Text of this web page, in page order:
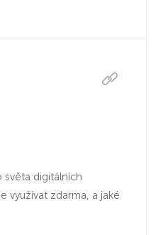
světa digitálních
využívat zdarma, a jaké